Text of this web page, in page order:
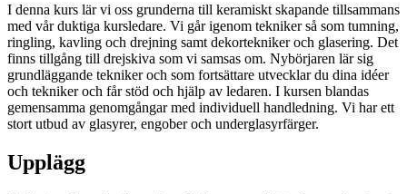
I denna kurs lär vi oss grunderna till keramiskt skapande tillsammans
med vår duktiga kursledare. Vi går igenom tekniker så som tumning,
ringling, kavling och drejning samt dekortekniker och glasering. Det
finns tillgång till drejskiva som vi samsas om. Nybörjaren lär sig
grundläggande tekniker och som fortsättare utvecklar du dina idéer
och tekniker och får stöd och hjälp av ledaren. I kursen blandas
gemensamma genomgångar med individuell handledning. Vi har ett
stort utbud av glasyrer, engober och underglasyrfärger.
Upplägg